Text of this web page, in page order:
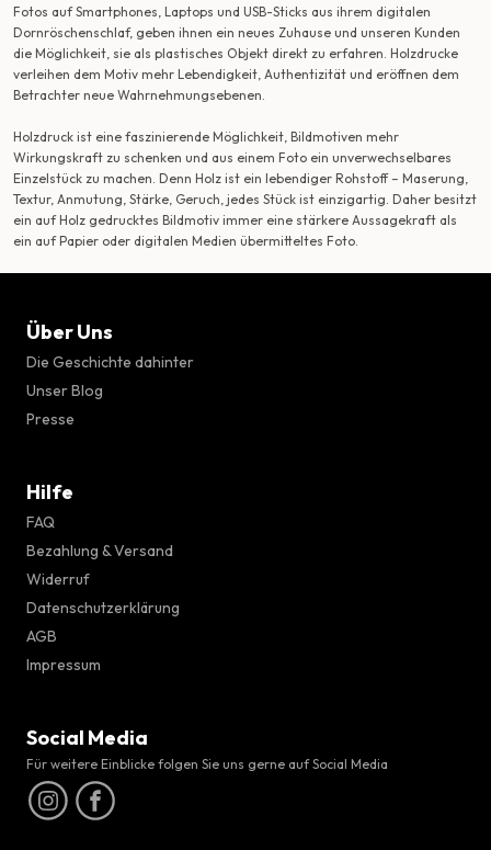
Fotos auf Smartphones, Laptops und USB-Sticks aus ihrem digitalen
Dornröschenschlaf, geben ihnen ein neues Zuhause und unseren Kunden
die Möglichkeit, sie als plastisches Objekt direkt zu erfahren. Holzdrucke
verleihen dem Motiv mehr Lebendigkeit, Authentizität und eröffnen dem
Betrachter neue Wahrnehmungsebenen.
Holzdruck ist eine faszinierende Möglichkeit, Bildmotiven mehr
Wirkungskraft zu schenken und aus einem Foto ein unverwechselbares
Einzelstück zu machen. Denn Holz ist ein lebendiger Rohstoff – Maserung,
Textur, Anmutung, Stärke, Geruch, jedes Stück ist einzigartig. Daher besitzt
ein auf Holz gedrucktes Bildmotiv immer eine stärkere Aussagekraft als
ein auf Papier oder digitalen Medien übermitteltes Foto.
Über Uns
Die Geschichte dahinter
Unser Blog
Presse
Hilfe
FAQ
Bezahlung & Versand
Widerruf
Datenschutzerklärung
AGB
Impressum
Social Media
Für weitere Einblicke folgen Sie uns gerne auf Social Media